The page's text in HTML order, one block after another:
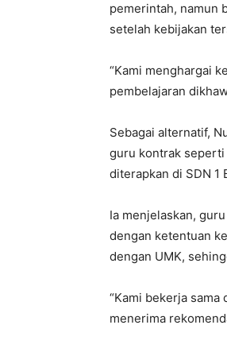
pemerintah, namun
setelah kebijakan
“Kami menghargai
pembelajaran
Sebagai alternatif,
guru kontrak seperti
diterapkan di SDN 1
Ia menjelaskan,
dengan ketentuan
dengan UMK,
“Kami bekerja
menerima